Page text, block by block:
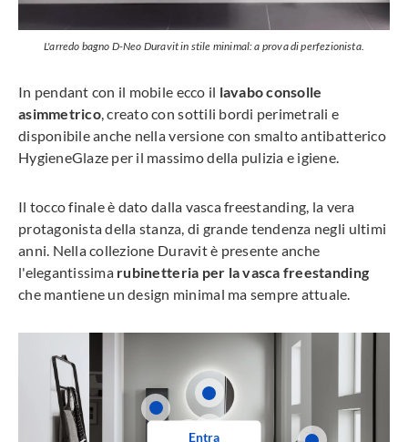
L'arredo bagno D-Neo Duravit in stile minimal: a prova di perfezionista.
In pendant con il mobile ecco il lavabo consolle
asimmetrico, creato con sottili bordi perimetrali e
disponibile anche nella versione con smalto antibatterico
HygieneGlaze per il massimo della pulizia e igiene.
Il tocco finale è dato dalla vasca freestanding, la vera
protagonista della stanza, di grande tendenza negli ultimi
anni. Nella collezione Duravit è presente anche
l'elegantissima rubinetteria per la vasca freestanding
che mantiene un design minimal ma sempre attuale.
Entra